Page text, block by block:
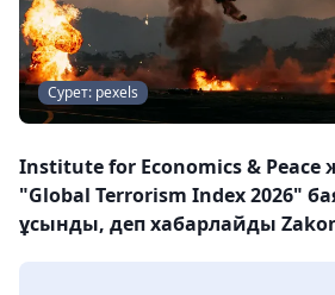
Сурет: pexels
Institute for Economics &
"Global Terrorism Index 2026"
ұсынды, деп хабарлайды